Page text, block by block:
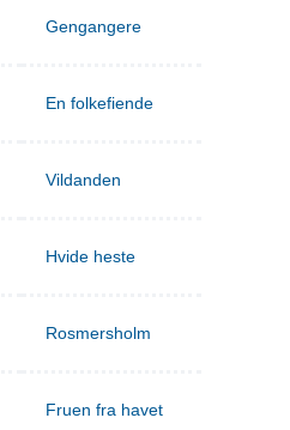
Gengangere
En folkefiende
Vildanden
Hvide heste
Rosmersholm
Fruen fra havet